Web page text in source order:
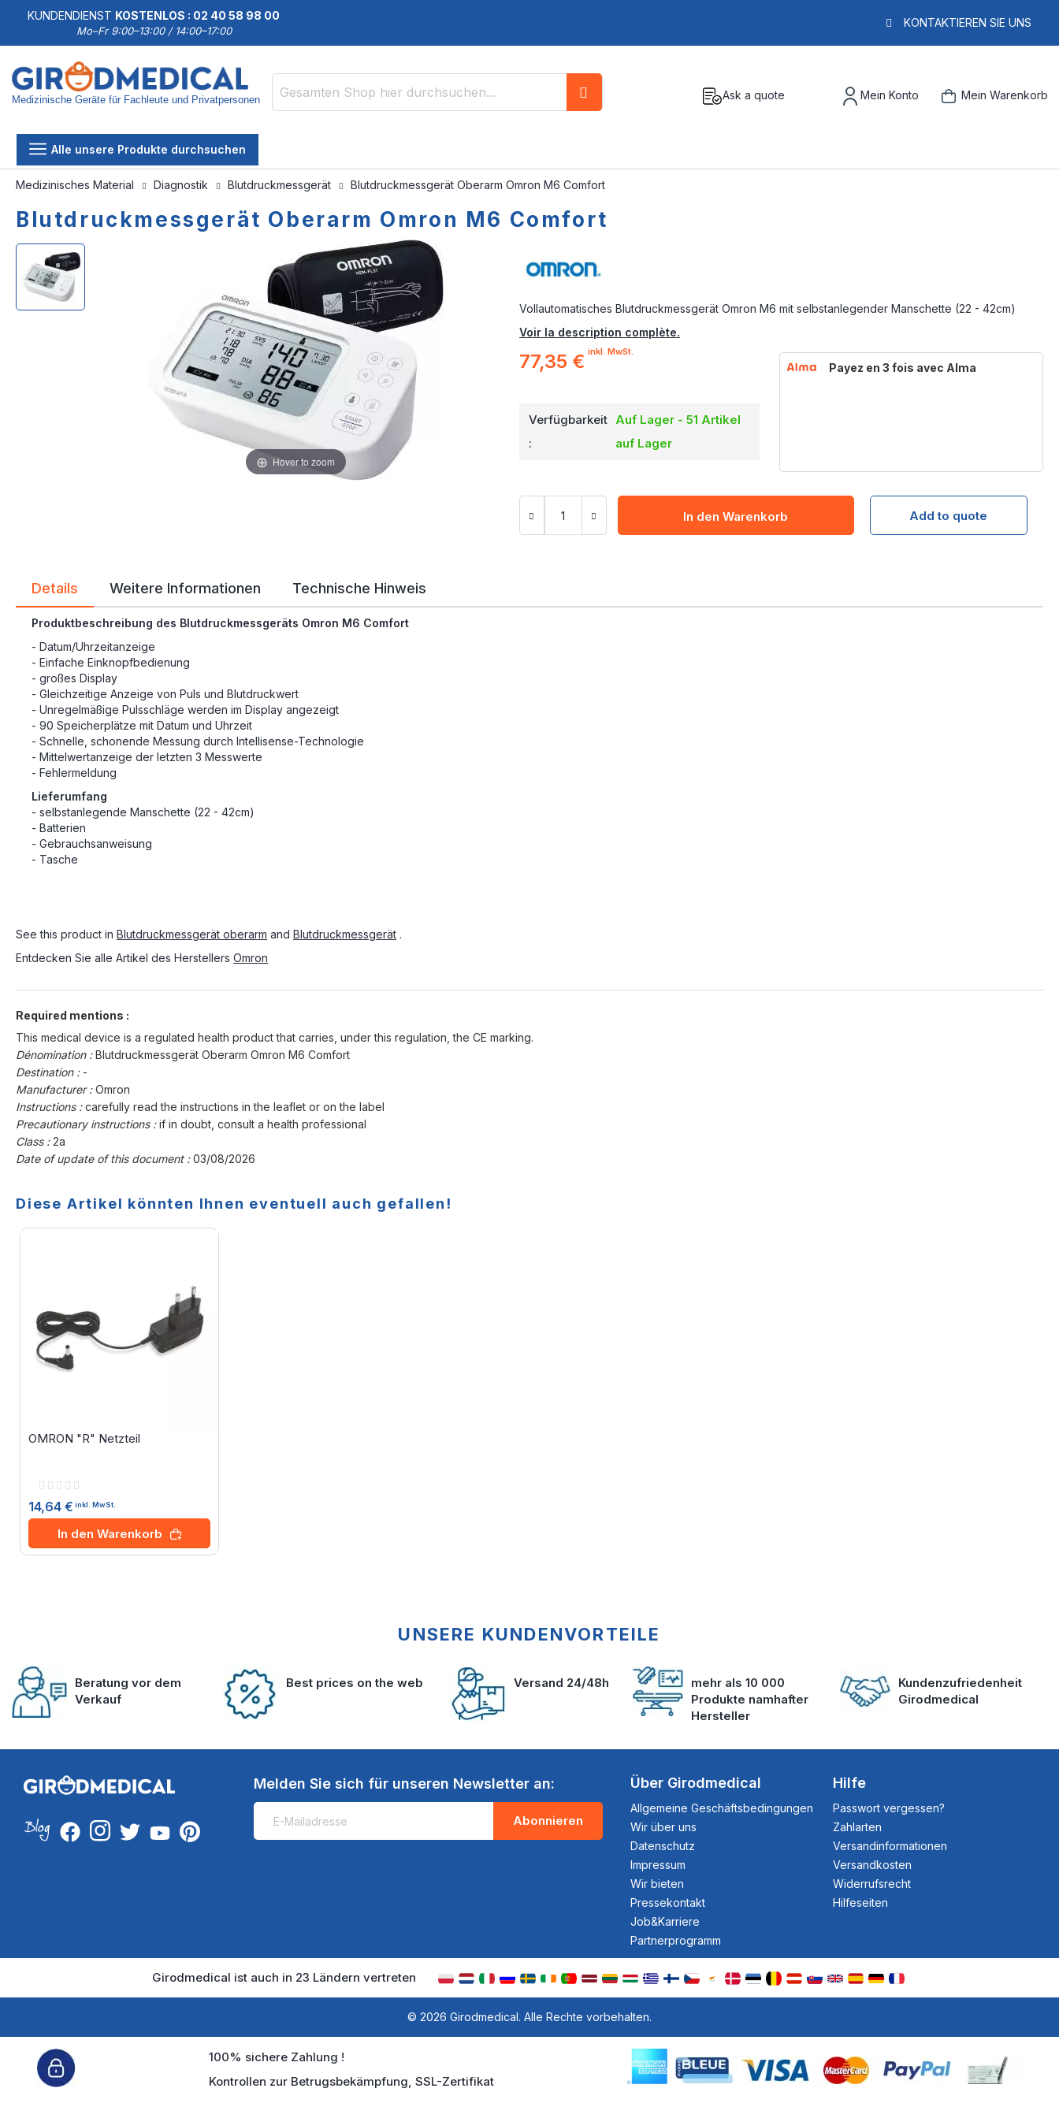
KUNDENDIENST KOSTENLOS : 02 40 58 98 00
Mo–Fr 9:00–13:00 / 14:00–17:00
KONTAKTIEREN SIE UNS
Medizinische Geräte für Fachleute und Privatpersonen Ask a quote Mein Konto Mein Warenkorb
Alle unsere Produkte durchsuchen
Medizinisches Material Diagnostik Blutdruckmessgerät Blutdruckmessgerät Oberarm Omron M6 Comfort
Blutdruckmessgerät Oberarm Omron M6 Comfort
Vollautomatisches Blutdruckmessgerät Omron M6 mit selbstanlegender Manschette (22 - 42cm)
Voir la description complète.
77,35 € inkl. MwSt.
Verfügbarkeit
:
Auf Lager - 51 Artikel
auf Lager
Payez en 3 fois avec Alma
In den Warenkorb Add to quote
Zum
Ende
der
Bildgalerie
springen
Zum
Anfang
der
Bildgalerie
springen
Hover to zoom
Details
Produktbeschreibung des Blutdruckmessgeräts Omron M6 Comfort
- Datum/Uhrzeitanzeige
- Einfache Einknopfbedienung
- großes Display
- Gleichzeitige Anzeige von Puls und Blutdruckwert
- Unregelmäßige Pulsschläge werden im Display angezeigt
- 90 Speicherplätze mit Datum und Uhrzeit
- Schnelle, schonende Messung durch Intellisense-Technologie
- Mittelwertanzeige der letzten 3 Messwerte
- Fehlermeldung
Lieferumfang
- selbstanlegende Manschette (22 - 42cm)
- Batterien
- Gebrauchsanweisung
- Tasche
Weitere Informationen Technische Hinweis
See this product in Blutdruckmessgerät oberarm and Blutdruckmessgerät .
Entdecken Sie alle Artikel des Herstellers Omron
Required mentions :
This medical device is a regulated health product that carries, under this regulation, the CE marking.
Dénomination :Blutdruckmessgerät Oberarm Omron M6 Comfort
Destination : -
Manufacturer :Omron
Instructions :carefully read the instructions in the leaflet or on the label
Precautionary instructions :if in doubt, consult a health professional
Class :2a
Date of update of this document :03/08/2026
Diese Artikel könnten Ihnen eventuell auch gefallen!
OMRON "R" Netzteil
Rating:
14,64 € inkl. MwSt.
In den Warenkorb
UNSERE KUNDENVORTEILE
Beratung vor dem
Verkauf
Best prices on the web Versand 24/48h
mehr als 10 000
Produkte namhafter
Hersteller
Kundenzufriedenheit
Girodmedical
Melden Sie sich für unseren Newsletter an:
Abonnieren
Über Girodmedical
Allgemeine Geschäftsbedingungen
Wir über uns
Datenschutz
Impressum
Wir bieten
Pressekontakt
Job&Karriere
Partnerprogramm
Hilfe
Passwort vergessen?
Zahlarten
Versandinformationen
Versandkosten
Widerrufsrecht
Hilfeseiten
Girodmedical ist auch in 23 Ländern vertreten
© 2026 Girodmedical. Alle Rechte vorbehalten.
100% sichere Zahlung !
Kontrollen zur Betrugsbekämpfung, SSL-Zertifikat